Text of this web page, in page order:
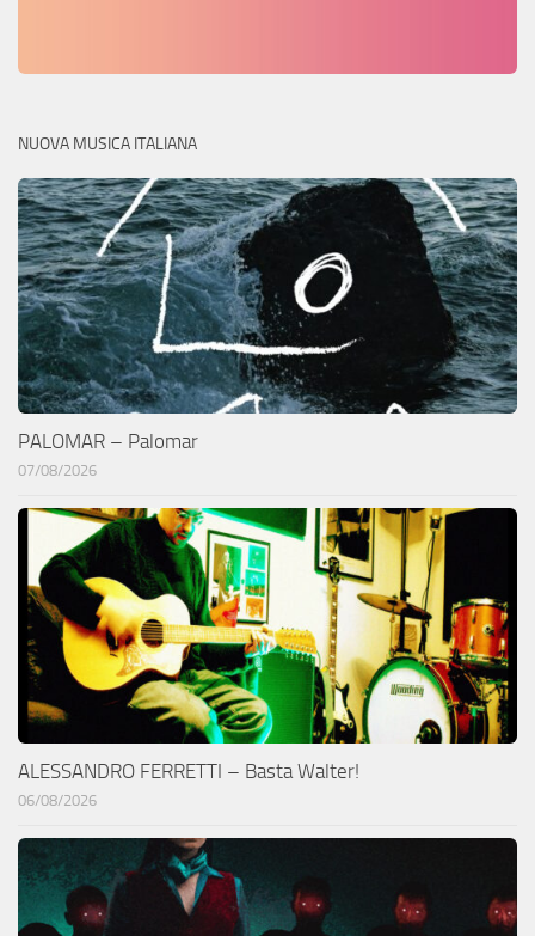
NUOVA MUSICA ITALIANA
PALOMAR – Palomar
07/08/2026
ALESSANDRO FERRETTI – Basta Walter!
06/08/2026